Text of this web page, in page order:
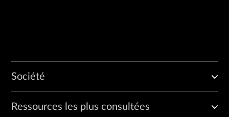
Société
Ressources les plus consultées